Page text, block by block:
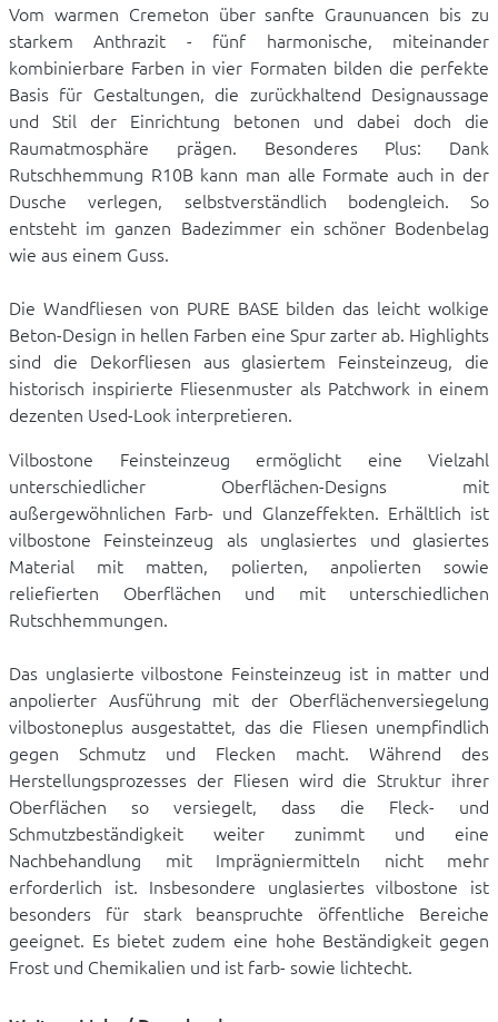
Vom warmen Cremeton über sanfte Graunuancen bis zu
starkem Anthrazit - fünf harmonische, miteinander
kombinierbare Farben in vier Formaten bilden die perfekte
Basis für Gestaltungen, die zurückhaltend Designaussage
und Stil der Einrichtung betonen und dabei doch die
Raumatmosphäre prägen. Besonderes Plus: Dank
Rutschhemmung R10B kann man alle Formate auch in der
Dusche verlegen, selbstverständlich bodengleich. So
entsteht im ganzen Badezimmer ein schöner Bodenbelag
wie aus einem Guss.
Die Wandfliesen von PURE BASE bilden das leicht wolkige
Beton-Design in hellen Farben eine Spur zarter ab. Highlights
sind die Dekorfliesen aus glasiertem Feinsteinzeug, die
historisch inspirierte Fliesenmuster als Patchwork in einem
dezenten Used-Look interpretieren.
Vilbostone Feinsteinzeug ermöglicht eine Vielzahl
unterschiedlicher Oberflächen-Designs mit
außergewöhnlichen Farb- und Glanzeffekten. Erhältlich ist
vilbostone Feinsteinzeug als unglasiertes und glasiertes
Material mit matten, polierten, anpolierten sowie
reliefierten Oberflächen und mit unterschiedlichen
Rutschhemmungen.
Das unglasierte vilbostone Feinsteinzeug ist in matter und
anpolierter Ausführung mit der Oberflächenversiegelung
vilbostoneplus ausgestattet, das die Fliesen unempfindlich
gegen Schmutz und Flecken macht. Während des
Herstellungsprozesses der Fliesen wird die Struktur ihrer
Oberflächen so versiegelt, dass die Fleck- und
Schmutzbeständigkeit weiter zunimmt und eine
Nachbehandlung mit Imprägniermitteln nicht mehr
erforderlich ist. Insbesondere unglasiertes vilbostone ist
besonders für stark beanspruchte öffentliche Bereiche
geeignet. Es bietet zudem eine hohe Beständigkeit gegen
Frost und Chemikalien und ist farb- sowie lichtecht.